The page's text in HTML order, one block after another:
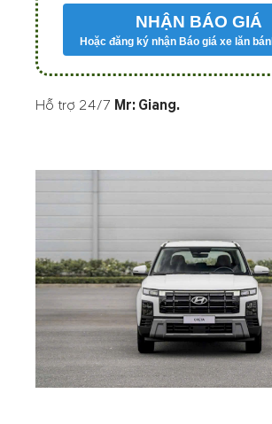
NHẬN BÁO GIÁ
Hoặc đăng ký nhận Báo giá xe lăn
Hỗ trợ 24/7 Mr: Giang.